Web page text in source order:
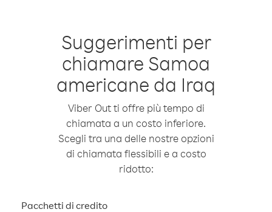
Suggerimenti per
chiamare Samoa
americane da Iraq
Viber Out ti offre più tempo di
chiamata a un costo inferiore.
Scegli tra una delle nostre opzioni
di chiamata flessibili e a costo
ridotto:
Pacchetti di credito